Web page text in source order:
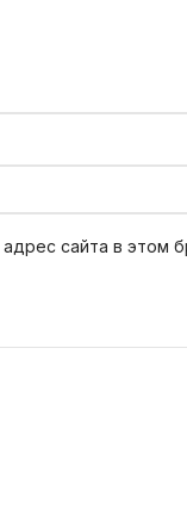
сайта в